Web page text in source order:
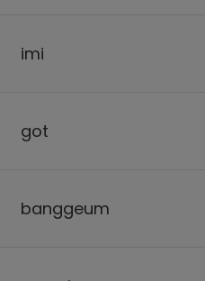
imi
got
banggeum